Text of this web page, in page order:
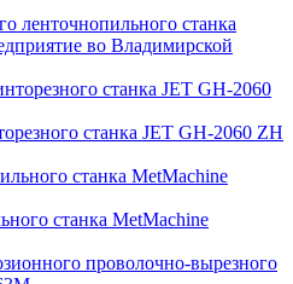
ленточнопильного станка
во Владимирской
станка JET GH-2060 ZH
станка MetMachine